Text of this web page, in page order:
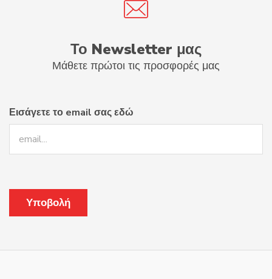
Το Newsletter μας
Μάθετε πρώτοι τις προσφορές μας
Εισάγετε το email σας εδώ